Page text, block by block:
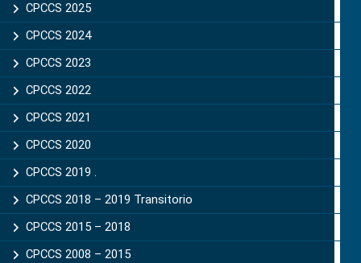
CPCCS 2025
CPCCS 2024
CPCCS 2023
CPCCS 2022
CPCCS 2021
CPCCS 2020
CPCCS 2019 .
CPCCS 2018 – 2019 Transitorio
CPCCS 2015 – 2018
CPCCS 2008 – 2015